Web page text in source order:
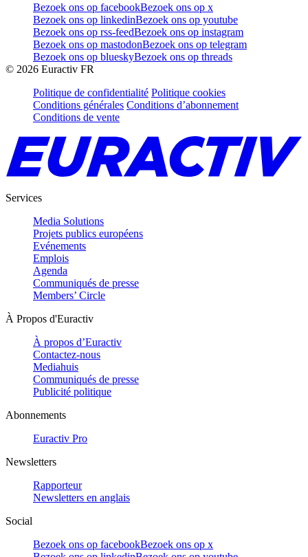
Bezoek ons op facebookBezoek ons op x
Bezoek ons op linkedinBezoek ons op youtube
Bezoek ons op rss-feedBezoek ons op instagram
Bezoek ons op mastodonBezoek ons op telegram
Bezoek ons op blueskyBezoek ons op threads
© 2026 Euractiv FR
Politique de confidentialité Politique cookies
Conditions générales Conditions d’abonnement
Conditions de vente
Services
Media Solutions
Projets publics européens
Evénements
Emplois
Agenda
Communiqués de presse
Members’ Circle
À Propos d'Euractiv
À propos d’Euractiv
Contactez-nous
Mediahuis
Communiqués de presse
Publicité politique
Abonnements
Euractiv Pro
Newsletters
Rapporteur
Newsletters en anglais
Social
Bezoek ons op facebookBezoek ons op x